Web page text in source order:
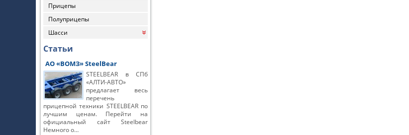
Прицепы
Полуприцепы
Шасси
«
Статьи
АО «ВОМЗ» SteelBear
STEELBEAR в СПб
«АЛТИ-АВТО»
предлагает весь
перечень
прицепной техники STEELBEAR по
лучшим ценам. Перейти на
официальный сайт Steelbear
Немного о…